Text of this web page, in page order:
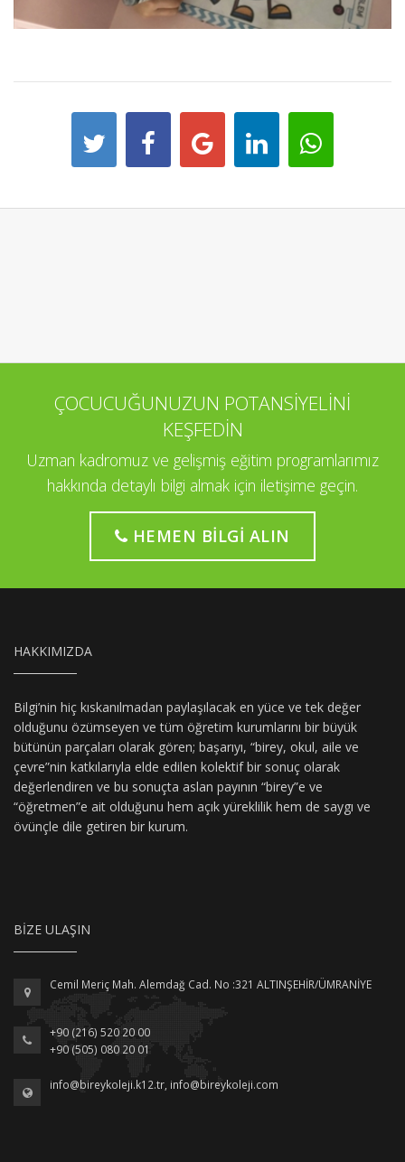
ÇOCUCUĞUNUZUN POTANSİYELİNİ
KEŞFEDİN
Uzman kadromuz ve gelişmiş eğitim programlarımız
hakkında detaylı bilgi almak için iletişime geçin.
HEMEN BILGI ALIN
HAKKIMIZDA
Bilgi’nin hiç kıskanılmadan paylaşılacak en yüce ve tek değer
olduğunu özümseyen ve tüm öğretim kurumlarını bir büyük
bütünün parçaları olarak gören; başarıyı, “birey, okul, aile ve
çevre”nin katkılarıyla elde edilen kolektif bir sonuç olarak
değerlendiren ve bu sonuçta aslan payının “birey”e ve
“öğretmen”e ait olduğunu hem açık yüreklilik hem de saygı ve
övünçle dile getiren bir kurum.
BIZE ULAŞIN
Cemil Meriç Mah. Alemdağ Cad. No :321 ALTINŞEHİR/ÜMRANİYE
+90 (216) 520 20 00
+90 (505) 080 20 01
info@bireykoleji.k12.tr, info@bireykoleji.com